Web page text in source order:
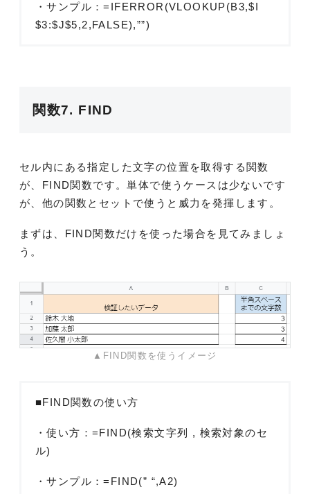
・サンプル：=IFERROR(VLOOKUP(B3,$I
$3:$J$5,2,FALSE),””)
関数7. FIND
セル内にある指定した文字の位置を取得する関数
が、FIND関数です。単体で使うケースは少ないです
が、他の関数とセットで使うと威力を発揮します。
まずは、FIND関数だけを使った場合を見てみましょ
う。
▲FIND関数を使うイメージ
■FIND関数の使い方
・使い方：=FIND(検索文字列 , 検索対象のセ
ル)
・サンプル：=FIND(” “,A2)